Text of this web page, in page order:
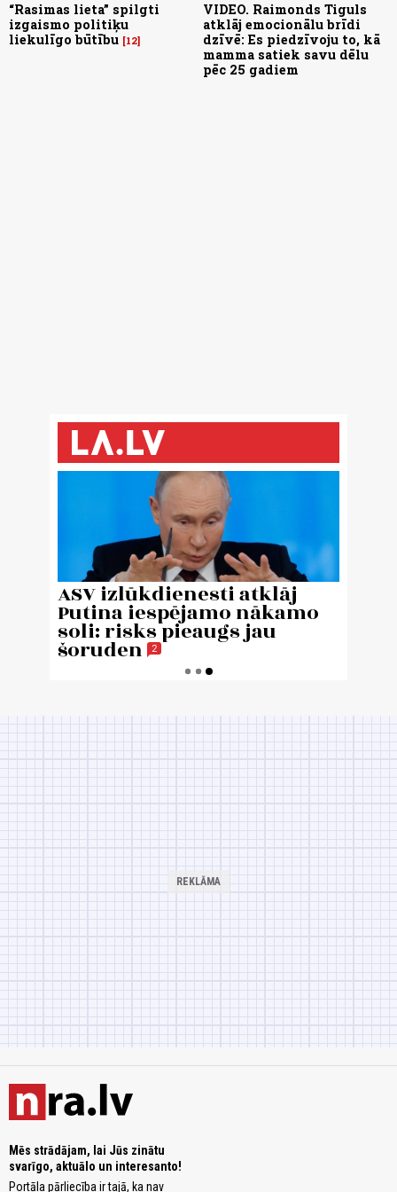
“Rasimas lieta” spilgti
izgaismo politiķu
liekulīgo būtību 12
VIDEO. Raimonds Tiguls
atklāj emocionālu brīdi
dzīvē: Es piedzīvoju to, kā
mamma satiek savu dēlu
pēc 25 gadiem
Mēs strādājam, lai Jūs zinātu
svarīgo, aktuālo un interesanto!
Portāla pārliecība ir tajā, ka nav